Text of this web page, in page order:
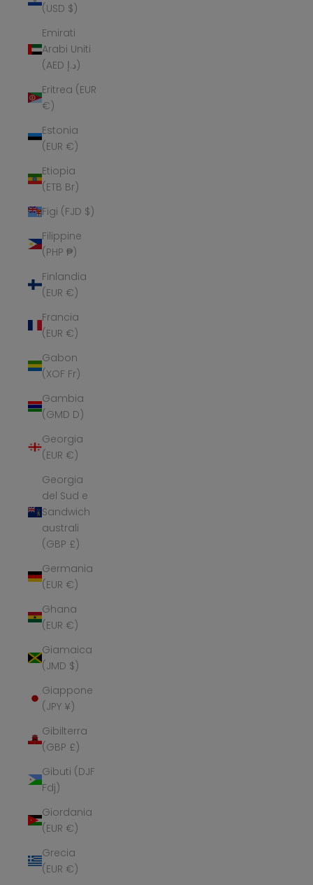
(USD $)
Emirati
Arabi Uniti
(AED د.إ)
Eritrea (EUR
€)
Estonia
(EUR €)
Etiopia
(ETB Br)
Figi (FJD $)
Filippine
(PHP ₱)
Finlandia
(EUR €)
Francia
(EUR €)
Gabon
(XOF Fr)
Gambia
(GMD D)
Georgia
(EUR €)
Georgia
del Sud e
Sandwich
australi
(GBP £)
Germania
(EUR €)
Ghana
(EUR €)
Giamaica
(JMD $)
Giappone
(JPY ¥)
Gibilterra
(GBP £)
Gibuti (DJF
Fdj)
Giordania
(EUR €)
Grecia
(EUR €)